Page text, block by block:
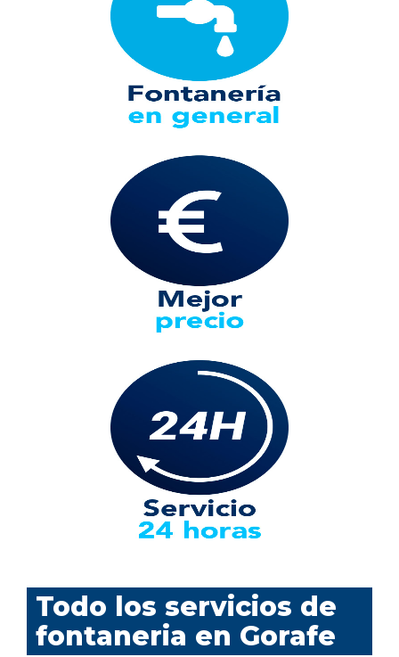
Todo los servicios de
fontaneria en Gorafe